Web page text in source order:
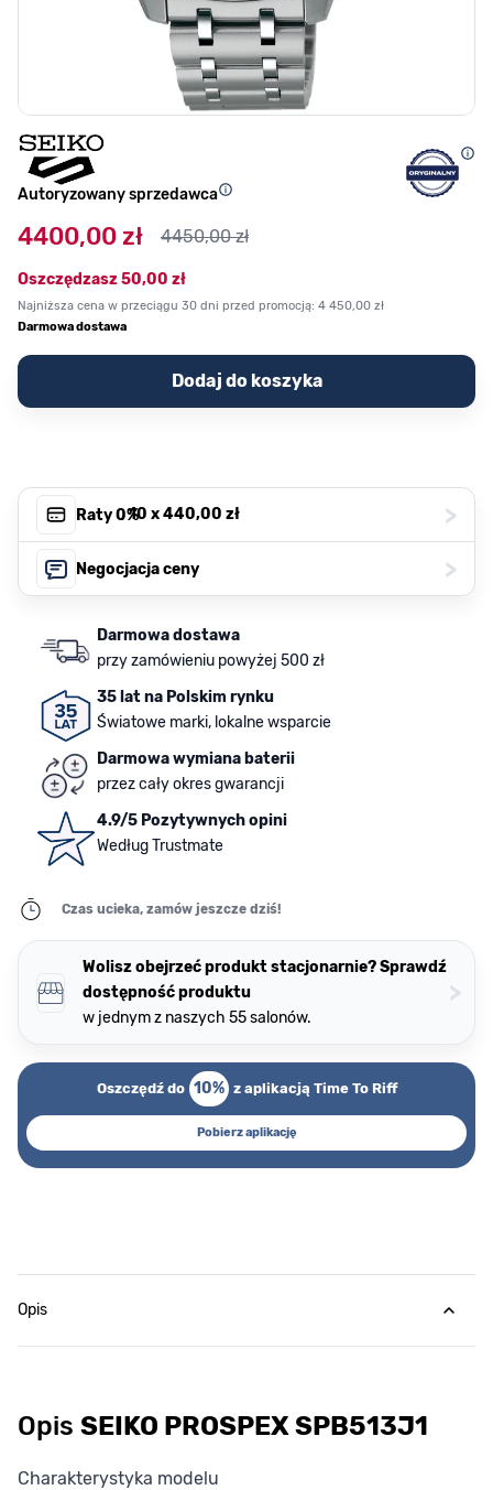
Autoryzowany sprzedawca
4400,00 zł 4450,00 zł
Oszczędzasz50,00 zł
Najniższa cena w przeciągu 30 dni przed promocją: 4 450,00 zł
Darmowa dostawa
Dodaj do koszyka
Raty 0%, 10 x440,00 zł >
Negocjacja ceny >
Darmowa dostawa
przy zamówieniu powyżej 500 zł
35 lat na Polskim rynku
Światowe marki, lokalne wsparcie
Darmowa wymiana baterii
przez cały okres gwarancji
4.9/5 Pozytywnych opini
Według Trustmate
Czas ucieka, zamów jeszcze dziś!
Wolisz obejrzeć produkt stacjonarnie? Sprawdź
dostępność produktu
w jednym z naszych 55 salonów.
>
Oszczędź do 10% z aplikacją Time To Riff
Pobierz aplikację
Opis
Opis SEIKO PROSPEX SPB513J1
Charakterystyka modelu